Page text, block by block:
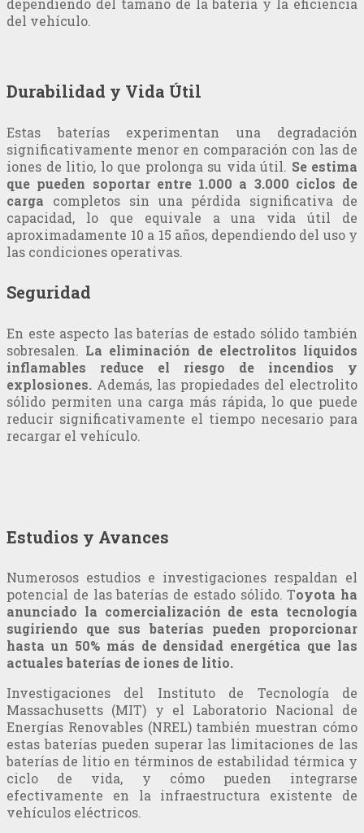
del vehículo.
Durabilidad y Vida Útil
Estas baterías experimentan una degradación
significativamente menor en comparación con las de
iones de litio, lo que prolonga su vida útil. Se estima
que pueden soportar entre 1.000 a 3.000 ciclos de
carga completos sin una pérdida significativa de
capacidad, lo que equivale a una vida útil de
aproximadamente 10 a 15 años, dependiendo del uso y
las condiciones operativas.
Seguridad
En este aspecto las baterías de estado sólido también
sobresalen. La eliminación de electrolitos líquidos
inflamables reduce el riesgo de incendios y
explosiones. Además, las propiedades del electrolito
sólido permiten una carga más rápida, lo que puede
reducir significativamente el tiempo necesario para
recargar el vehículo.
Estudios y Avances
Numerosos estudios e investigaciones respaldan el
potencial de las baterías de estado sólido. Toyota ha
anunciado la comercialización de esta tecnología
sugiriendo que sus baterías pueden proporcionar
hasta un 50% más de densidad energética que las
actuales baterías de iones de litio.
Investigaciones del Instituto de Tecnología de
Massachusetts (MIT) y el Laboratorio Nacional de
Energías Renovables (NREL) también muestran cómo
estas baterías pueden superar las limitaciones de las
baterías de litio en términos de estabilidad térmica y
ciclo de vida, y cómo pueden integrarse
efectivamente en la infraestructura existente de
vehículos eléctricos.